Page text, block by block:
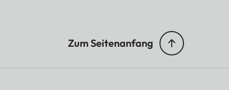
Zum Seitenanfang